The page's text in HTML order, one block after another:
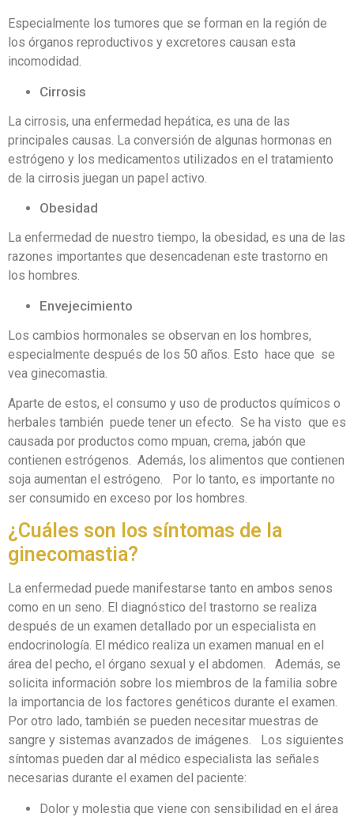
Especialmente los tumores que se forman en la región de
los órganos reproductivos y excretores causan esta
incomodidad.
Cirrosis
La cirrosis, una enfermedad hepática, es una de las
principales causas. La conversión de algunas hormonas en
estrógeno y los medicamentos utilizados en el tratamiento
de la cirrosis juegan un papel activo.
Obesidad
La enfermedad de nuestro tiempo, la obesidad, es una de las
razones importantes que desencadenan este trastorno en
los hombres.
Envejecimiento
Los cambios hormonales se observan en los hombres,
especialmente después de los 50 años. Esto hace que se
vea ginecomastia.
Aparte de estos, el consumo y uso de productos químicos o
herbales también puede tener un efecto. Se ha visto que es
causada por productos como mpuan, crema, jabón que
contienen estrógenos. Además, los alimentos que contienen
soja aumentan el estrógeno. Por lo tanto, es importante no
ser consumido en exceso por los hombres.
¿Cuáles son los síntomas de la
ginecomastia?
La enfermedad puede manifestarse tanto en ambos senos
como en un seno. El diagnóstico del trastorno se realiza
después de un examen detallado por un especialista en
endocrinología. El médico realiza un examen manual en el
área del pecho, el órgano sexual y el abdomen. Además, se
solicita información sobre los miembros de la familia sobre
la importancia de los factores genéticos durante el examen.
Por otro lado, también se pueden necesitar muestras de
sangre y sistemas avanzados de imágenes. Los siguientes
síntomas pueden dar al médico especialista las señales
necesarias durante el examen del paciente:
Dolor y molestia que viene con sensibilidad en el área